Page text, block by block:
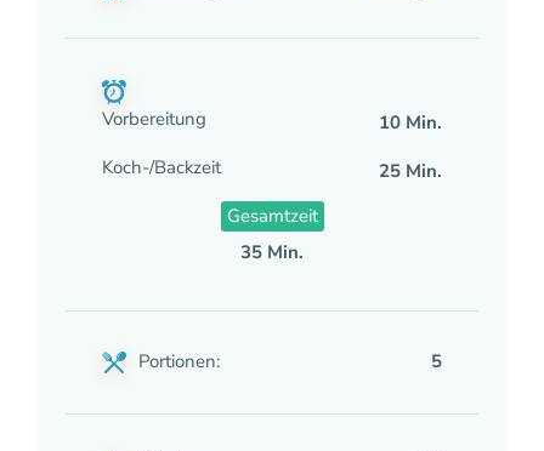
Vorbereitung
10 Min.
Koch-/Backzeit
25 Min.
Gesamtzeit
35 Min.
Portionen: 5